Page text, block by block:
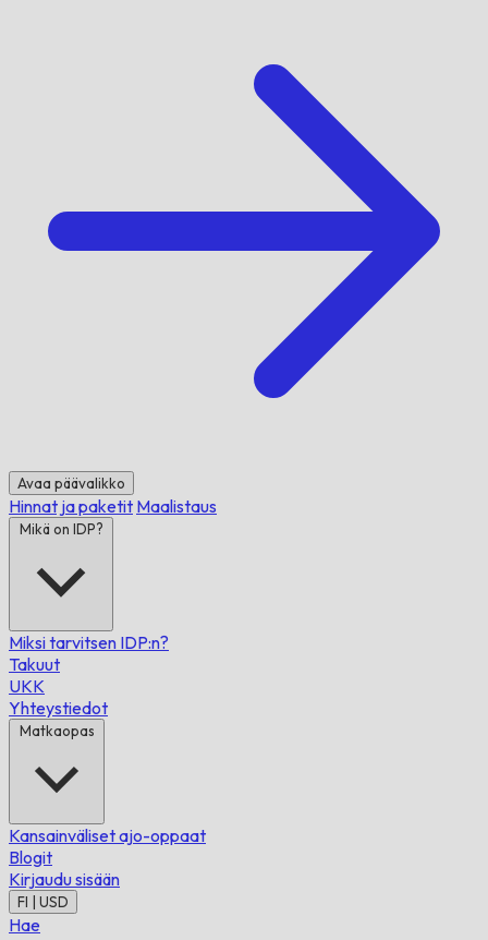
Avaa päävalikko
Hinnat ja paketit Maalistaus
Mikä on IDP?
Miksi tarvitsen IDP:n?
Takuut
UKK
Yhteystiedot
Matkaopas
Kansainväliset ajo-oppaat
Blogit
Kirjaudu sisään
FI | USD
Hae